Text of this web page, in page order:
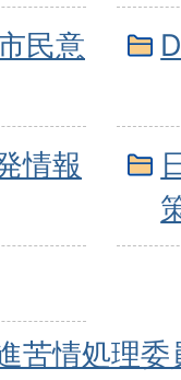
民意
情報
苦情処理委